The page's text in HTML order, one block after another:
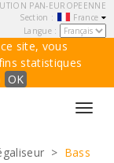
PAN-EUROPEENNE
Section :
France
Langue :
site, vous
statistiques
OK
> Bass